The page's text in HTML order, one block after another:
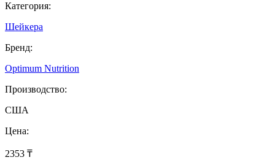
Категория:
Шейкера
Бренд:
Optimum Nutrition
Производство:
США
Цена:
2353 ₸